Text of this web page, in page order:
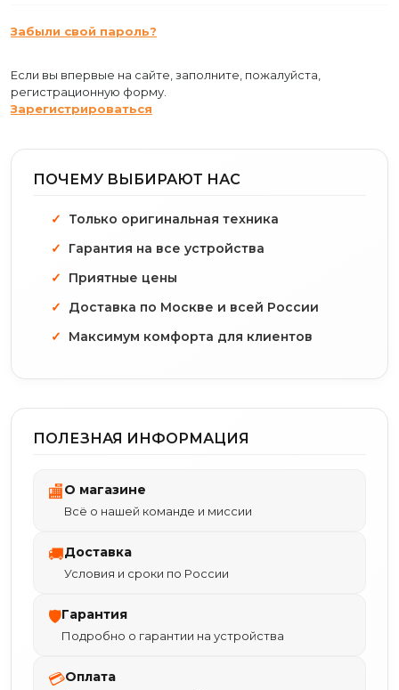
Забыли свой пароль?
Если вы впервые на сайте, заполните, пожалуйста,
регистрационную форму.
Зарегистрироваться
ПОЧЕМУ ВЫБИРАЮТ НАС
Только оригинальная техника
Гарантия на все устройства
Приятные цены
Доставка по Москве и всей России
Максимум комфорта для клиентов
ПОЛЕЗНАЯ ИНФОРМАЦИЯ
🏬О магазине
Всё о нашей команде и миссии
🚚Доставка
Условия и сроки по России
🛡Гарантия
Подробно о гарантии на устройства
💳Оплата